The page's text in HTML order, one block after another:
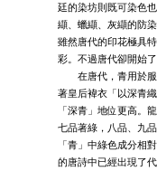
廷的染坊則既可染色
纈、蠟纈、灰纈的防
雖然唐代的印花極具
彩。不過唐代卻開始
在唐代，青用於服
著皇后褘衣「以深青
「深青」地位更高。
七品著綠，八品、九
「青」中綠色成分相
的唐詩中已經出現了